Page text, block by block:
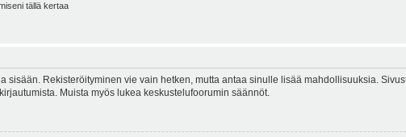
tällä kertaa
sisään. Rekisteröityminen vie vain hetken, mutta antaa sinulle lisää mahdollisuuksia.
Muista myös lukea keskustelufoorumin säännöt.